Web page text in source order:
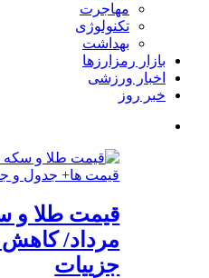
مهاجرت
تکنولوژی
بهداشت
بازار رمزارزها
اخبار ورزشی
خبر روز
مرداد/
جزییات